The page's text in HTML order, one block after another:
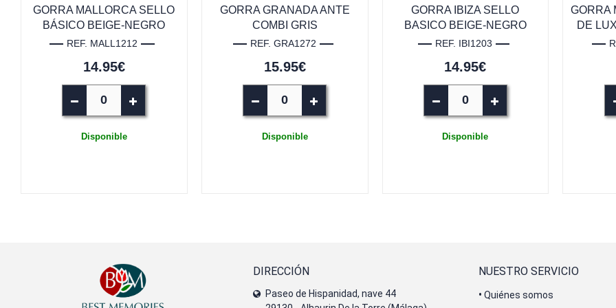
GORRA MALLORCA SELLO
BÁSICO BEIGE-NEGRO
REF. MALL1212
14.95€
Disponible
GORRA GRANADA ANTE
COMBI GRIS
REF. GRA1272
15.95€
Disponible
GORRA IBIZA SELLO
BASICO BEIGE-NEGRO
REF. IBI1203
14.95€
Disponible
GORRA
DE
DIRECCIÓN
Paseo de Hispanidad, nave 44
NUESTRO SERVICIO
• Quiénes somos